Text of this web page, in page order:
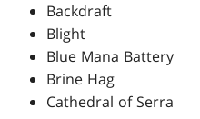
Backdraft
Blight
Blue Mana Battery
Brine Hag
Cathedral of Serra